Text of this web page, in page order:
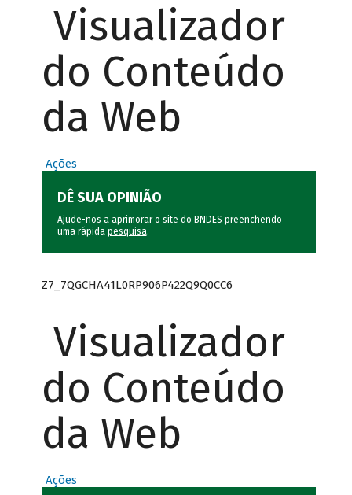
Visualizador
do Conteúdo
da Web
Ações
DÊ SUA OPINIÃO
Ajude-nos a aprimorar o site do BNDES preenchendo
uma rápida pesquisa.
Z7_7QGCHA41L0RP906P422Q9Q0CC6
Visualizador
do Conteúdo
da Web
Ações